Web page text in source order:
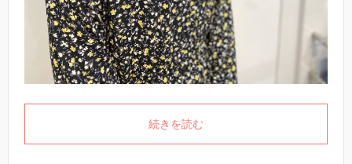
続きを読む